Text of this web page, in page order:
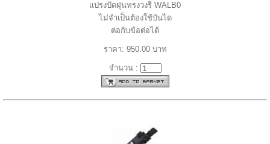
แปรงปัดฝุ่นทรงวงรี WALB0
ไม่จำเป็นต้องใช้บันได
ต่อกับข้อต่อได้
ราคา: 950.00 บาท
จำนวน :